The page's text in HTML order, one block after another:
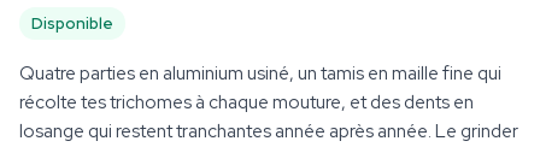
Disponible
Quatre parties en aluminium usiné, un tamis en maille fine qui
récolte tes trichomes à chaque mouture, et des dents en
losange qui restent tranchantes année après année. Le grinder